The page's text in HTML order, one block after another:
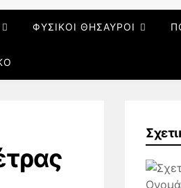
ΦΥΣΙΚΟΙ ΘΗΣΑΥΡΟΙ